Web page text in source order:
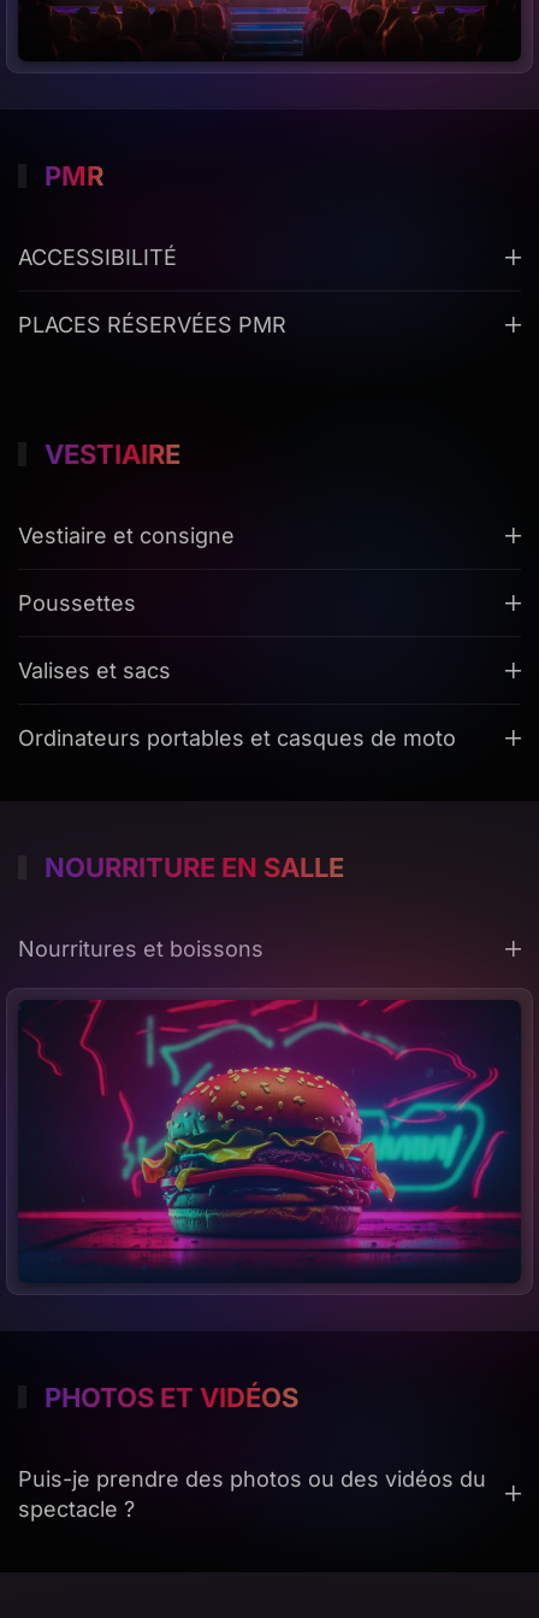
PMR
ACCESSIBILITÉ
PLACES RÉSERVÉES PMR
VESTIAIRE
Vestiaire et consigne
Poussettes
Valises et sacs
Ordinateurs portables et casques de moto
NOURRITURE EN SALLE
Nourritures et boissons
PHOTOS ET VIDÉOS
Puis-je prendre des photos ou des vidéos du
spectacle ?